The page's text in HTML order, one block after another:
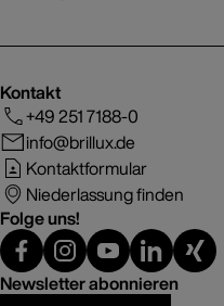
Kontakt
+49 251 7188-0
info@brillux.de
Kontaktformular
Niederlassung finden
Folge uns!
Newsletter abonnieren